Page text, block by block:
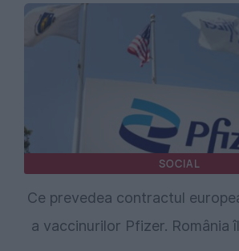
SOCIAL
Ce prevedea contractul
a vaccinurilor Pfizer. România